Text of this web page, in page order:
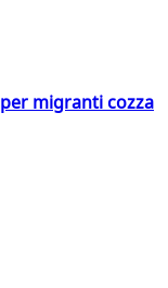
migranti cozza